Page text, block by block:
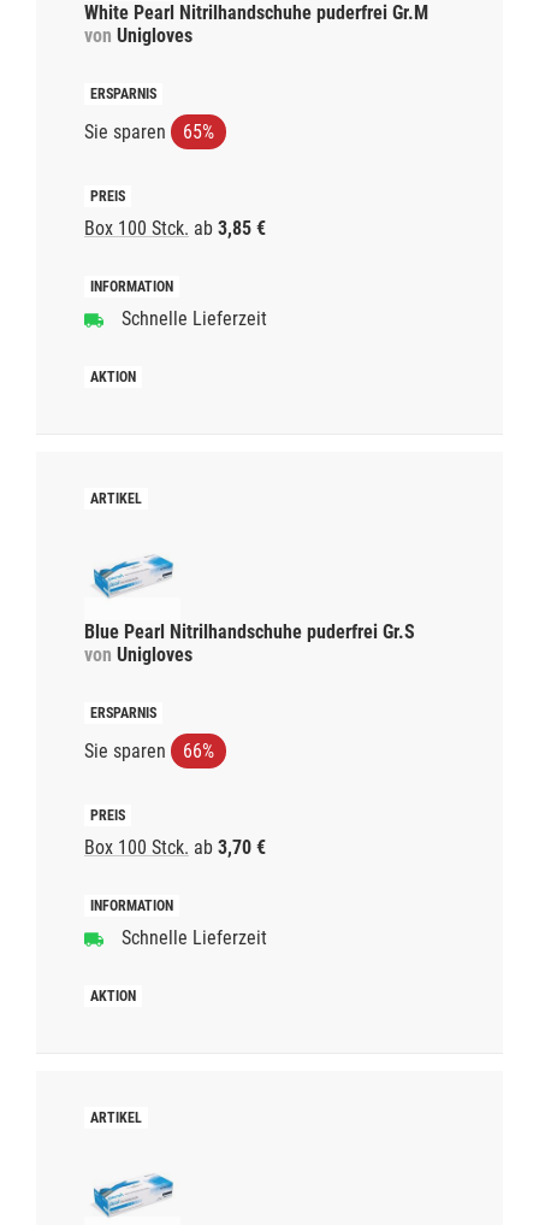
White Pearl Nitrilhandschuhe puderfrei Gr.M
von Unigloves
Sie sparen 65%
Box 100 Stck. ab 3,85 €
Schnelle Lieferzeit
Blue Pearl Nitrilhandschuhe puderfrei Gr.S
von Unigloves
Sie sparen 66%
Box 100 Stck. ab 3,70 €
Schnelle Lieferzeit